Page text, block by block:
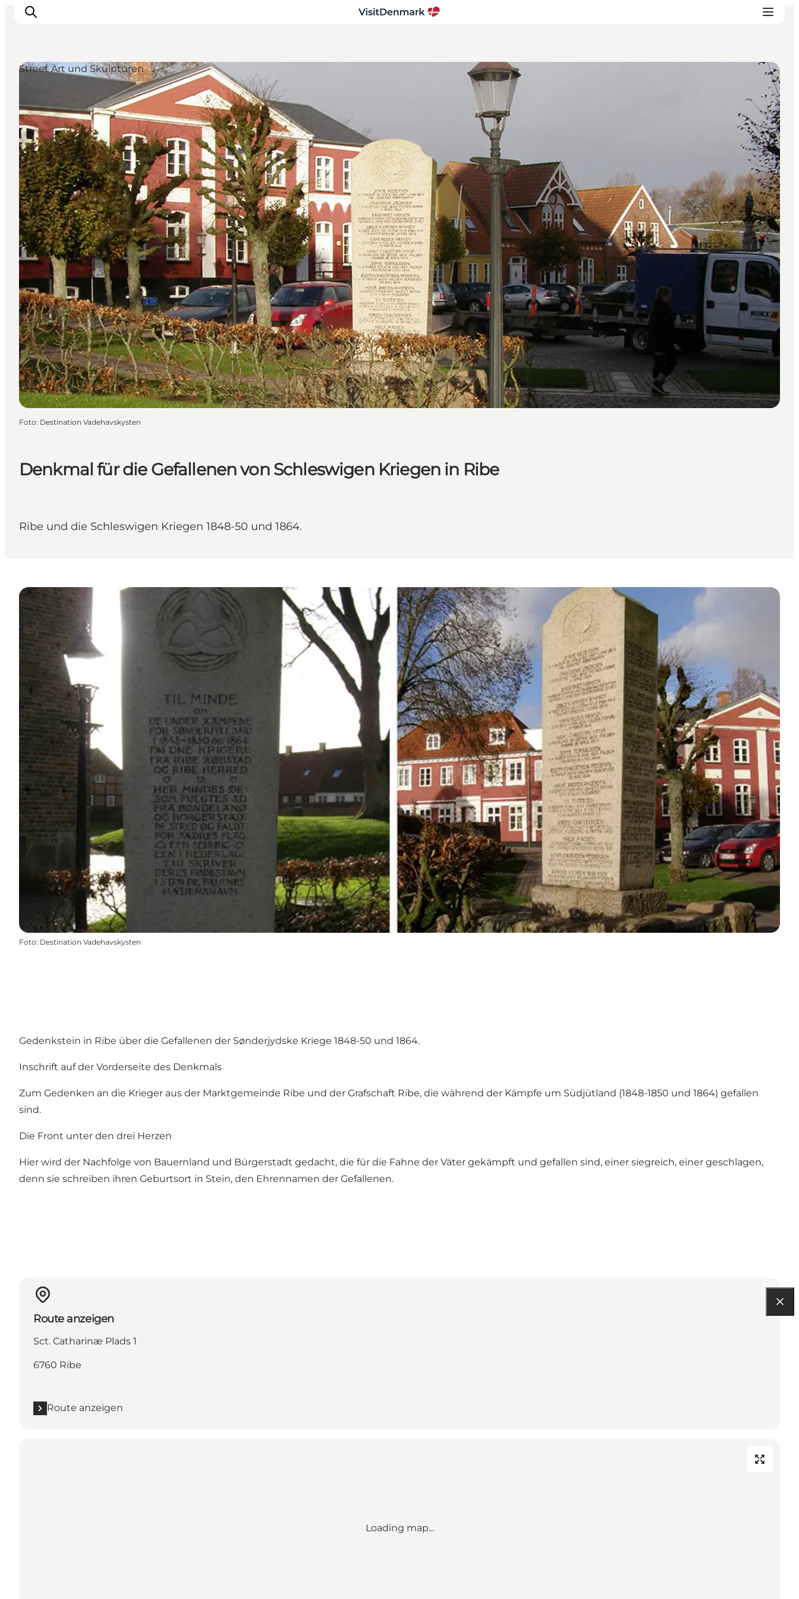
Inspiration
Regionen
Erlebnisse
Unterkünfte
Reiseplanung
Denkmal für die Gefallenen von Schleswigen Kriegen in Ribe
Ribe und die Schleswigen Kriegen 1848-50 und 1864.
Street Art und Skulpturen
Foto: Destination Vadehavskysten
Foto: Destination Vadehavskysten
Gedenkstein in Ribe über die Gefallenen der Sønderjydske Kriege 1848-50 und 1864.
Inschrift auf der Vorderseite des Denkmals
Zum Gedenken an die Krieger aus der Marktgemeinde Ribe und der Grafschaft Ribe, die während der Kämpfe um Südjütland (1848-1850 und 1864) gefallen
sind.
Die Front unter den drei Herzen
Hier wird der Nachfolge von Bauernland und Bürgerstadt gedacht, die für die Fahne der Väter gekämpft und gefallen sind, einer siegreich, einer geschlagen,
denn sie schreiben ihren Geburtsort in Stein, den Ehrennamen der Gefallenen.
Route anzeigen
Sct. Catharinæ Plads 1
6760 Ribe
Route anzeigen
Loading map...